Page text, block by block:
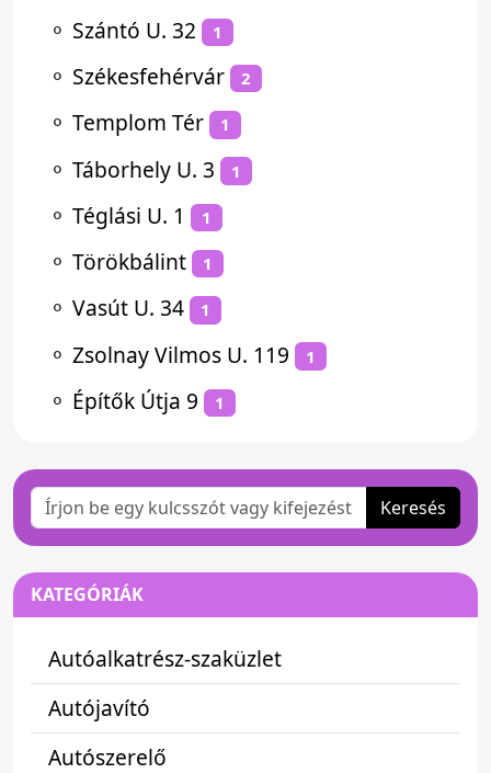
⚬ Szántó U. 32 1
⚬ Székesfehérvár 2
⚬ Templom Tér 1
⚬ Táborhely U. 3 1
⚬ Téglási U. 1 1
⚬ Törökbálint 1
⚬ Vasút U. 34 1
⚬ Zsolnay Vilmos U. 119 1
⚬ Építők Útja 9 1
Keresés
KATEGÓRIÁK
Autóalkatrész-szaküzlet
Autójavító
Autószerelő